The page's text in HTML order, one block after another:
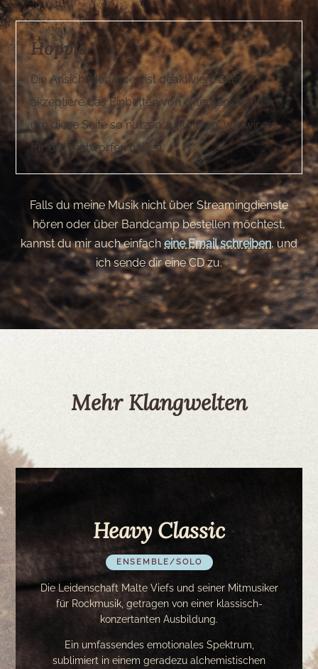
Hoppla
Die Ansicht der Alben ist deaktiviert. Bitte
akzeptiere das Einbetten von externen Inhalten,
um diese Seite so nutzen zu können, wie wir sie
für dich entworfen haben.
Falls du meine Musik nicht über Streamingdienste
hören oder über Bandcamp bestellen möchtest,
kannst du mir auch einfacheine Email schreiben, und
ich sende dir eine CD zu.
Mehr Klangwelten
Heavy Classic
ENSEMBLE/SOLO
Die Leidenschaft Malte Viefs und seiner Mitmusiker
für Rockmusik, getragen von einer klassisch-
konzertanten Ausbildung.
Ein umfassendes emotionales Spektrum,
sublimiert in einem geradezu alchemistischen